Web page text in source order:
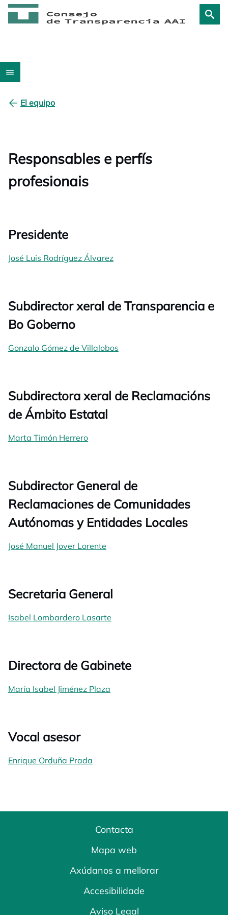
El equipo
Responsables e perfís
profesionais
Presidente
José Luis Rodríguez Álvarez
Subdirector xeral de Transparencia e
Bo Goberno
Gonzalo Gómez de Villalobos
Subdirectora xeral de Reclamacións
de Ámbito Estatal
Marta Timón Herrero
Subdirector General de
Reclamaciones de Comunidades
Autónomas y Entidades Locales
José Manuel Jover Lorente
Secretaria General
Isabel Lombardero Lasarte
Directora de Gabinete
María Isabel Jiménez Plaza
Vocal asesor
Enrique Orduña Prada
Contacta
Mapa web
Axúdanos a mellorar
Accesibilidade
Aviso Legal